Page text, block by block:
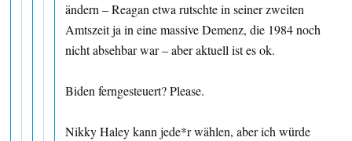
ändern – Reagan etwa rutschte in seiner zweiten
Amtszeit ja in eine massive Demenz, die 1984 noch
nicht absehbar war – aber aktuell ist es ok.
Biden ferngesteuert? Please.
Nikky Haley kann jede*r wählen, aber ich würde